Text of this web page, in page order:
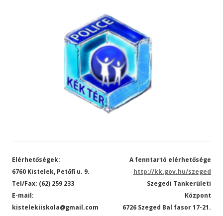
Elérhetőségek:
6760 Kistelek, Petőfi u. 9.
Tel/Fax: (62) 259 233
E-mail:
kistelekiiskola@gmail.com
A fenntartó elérhetősége
http://kk.gov.hu/szeged
Szegedi Tankerületi
Központ
6726 Szeged Bal fasor 17-21.